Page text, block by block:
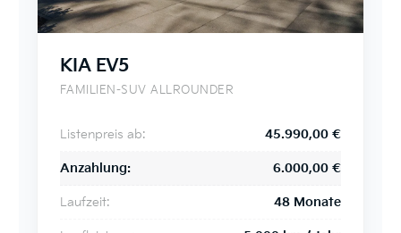
KIA EV5
FAMILIEN-SUV ALLROUNDER
Listenpreis ab: 45.990,00 €
Anzahlung: 6.000,00 €
Laufzeit: 48 Monate